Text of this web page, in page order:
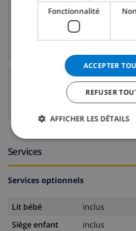
Boutiques:
Restaurants:
Palma de Mallorca:
Services
Services optionnels
Lit bébé
inclus
Siège enfant
inclus
Fonctionnalité
ACCEPTER
REFUSER
AFFICHER LES DÉTAILS